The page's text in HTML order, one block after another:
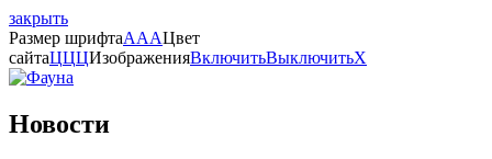
закрыть
Размер шрифтаAAAЦвет
сайтаЦЦЦИзображенияВключитьВыключитьX
Новости